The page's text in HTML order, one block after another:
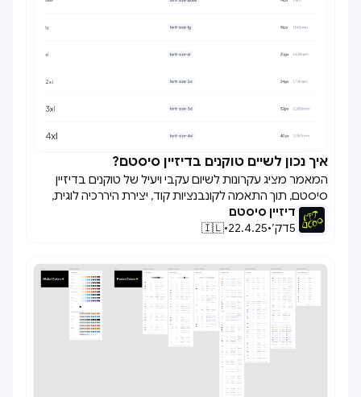

איך נכון לשיים טוקנים בדיזיין סיסטם?
המאמר מציג עקרונות לשיום עקבי ויעיל של טוקנים בדיזיין
סיסטם, תוך התאמה לקונבנציות קוד, יצירת היררכיה לוגית,
והבחנה בין טוקנים סמנטיים לגלובליים, במטרה לשפר את
התקשורת בין מעצבים למפתחים.
דיזיין סיסטם
5דק׳•
22.4.25
•
🇮🇱